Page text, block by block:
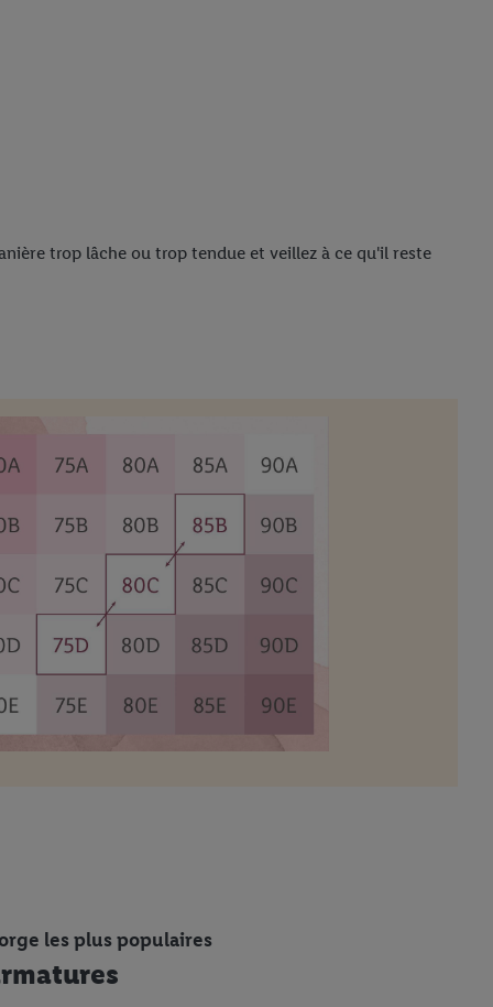
trop lâche ou trop tendue et veillez à ce qu'il reste
les plus populaires